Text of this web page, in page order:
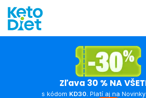
Zľava 30 % NA
s kódom KD30. Platí aj na